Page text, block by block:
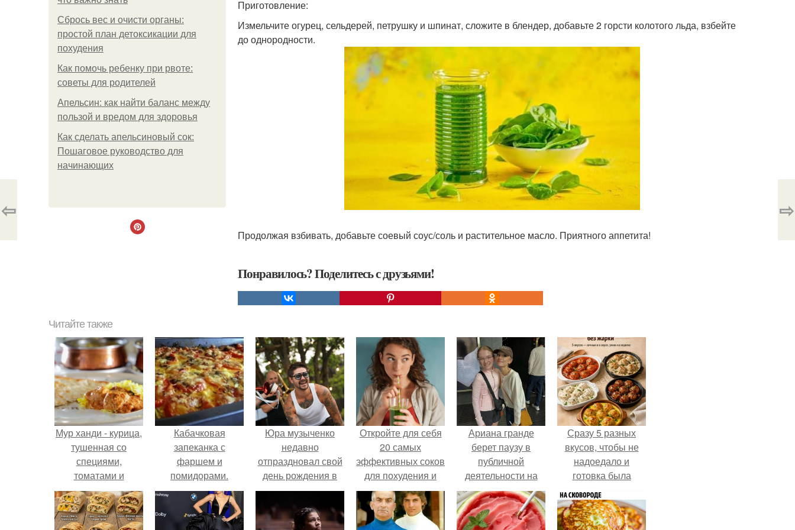
Сбрось вес и очисти органы:
простой план детоксикации для
похудения
Как помочь ребенку при рвоте:
советы для родителей
Апельсин: как найти баланс между
пользой и вредом для здоровья
Как сделать апельсиновый сок:
Пошаговое руководство для
начинающих
Приготовление:
Измельчите огурец, сельдерей, петрушку и шпинат, сложите в блендер, добавьте 2 горсти колотого льда, взбейте
до однородности.
Продолжая взбивать, добавьте соевый соус/соль и растительное масло. Приятного аппетита!
Понравилось? Поделитесь с друзьями!
⇦ ⇨
Читайте также
Мур ханди - курица,
тушенная со
специями,
томатами и
сливками.
Кабачковая
запеканка с
фаршем и
помидорами.
Юра музыченко
недавно
отпраздновал свой
день рождения в
кругу самых
близких и родных
людей.
Откройте для себя
20 самых
эффективных соков
для похудения и
улучшения своего
здоровья
Ариана гранде
берет паузу в
публичной
деятельности на
фоне слухов о
своем здоровье.
Сразу 5 разных
вкусов, чтобы не
надоедало и
готовка была
проще.